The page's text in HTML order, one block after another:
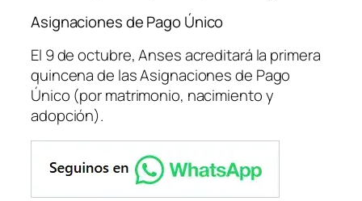
Asignaciones de Pago Único
El 9 de octubre, Anses acreditará la primera
quincena de las Asignaciones de Pago
Único (por matrimonio, nacimiento y
adopción).